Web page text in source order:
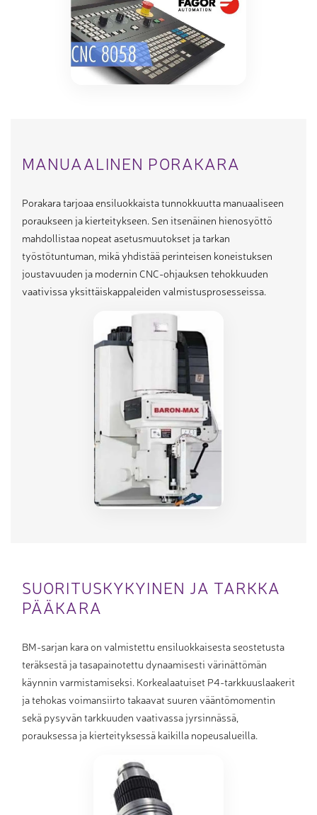
MANUAALINEN PORAKARA
Porakara tarjoaa ensiluokkaista tunnokkuutta manuaaliseen
poraukseen ja kierteitykseen. Sen itsenäinen hienosyöttö
mahdollistaa nopeat asetusmuutokset ja tarkan
työstötuntuman, mikä yhdistää perinteisen koneistuksen
joustavuuden ja modernin CNC-ohjauksen tehokkuuden
vaativissa yksittäiskappaleiden valmistusprosesseissa.
SUORITUSKYKYINEN JA TARKKA
PÄÄKARA
BM-sarjan kara on valmistettu ensiluokkaisesta seostetusta
teräksestä ja tasapainotettu dynaamisesti värinättömän
käynnin varmistamiseksi. Korkealaatuiset P4-tarkkuuslaakerit
ja tehokas voimansiirto takaavat suuren vääntömomentin
sekä pysyvän tarkkuuden vaativassa jyrsinnässä,
porauksessa ja kierteityksessä kaikilla nopeusalueilla.